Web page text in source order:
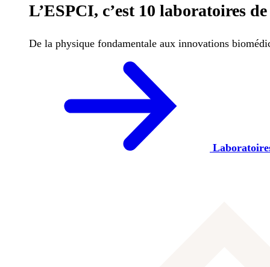
L’ESPCI, c’est 10 laboratoires
De la physique fondamentale aux innovations